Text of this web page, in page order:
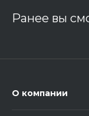
Ранее вы
О компании